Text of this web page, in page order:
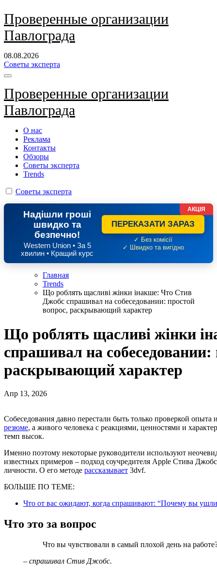
Перейти
к
содержанию
Проверенные организации
Павлограда
08.08.2026
Советы эксперта
Проверенные организации
Павлограда
О нас
Реклама
Контакты
Обзоры
Советы эксперта
Trends
Советы эксперта
Надішли гроші
швидко та
безпечно!
Western Union • За 5
хвилин • Кращий курс
ПЕРЕКАЗАТИ ЗАРАЗ
✓ Без комісії
✓ Швидко та вигідно
АКЦІЯ
Главная
Trends
Що роблять щасливі жінки інакше: Что Стив
Джобс спрашивал на собеседовании: простой
вопрос, раскрывающий характер
Що роблять щасливі жінки
спрашивал на собеседовании:
раскрывающий характер
Апр 13, 2026
Собеседования давно перестали быть только проверкой
резюме, а живого человека с реакциями, ценностями и
темп высок.
Именно поэтому некоторые руководители используют
известных примеров – подход соучредителя Apple Стива
личности. О его методе рассказывает 3dvf.
БОЛЬШЕ ПО ТЕМЕ:
Что от вас ожидают, когда спрашивают: “Почему вы
Что это за вопрос
Что вы чувствовали в самый плохой день на
– спрашивал Стив Джобс.